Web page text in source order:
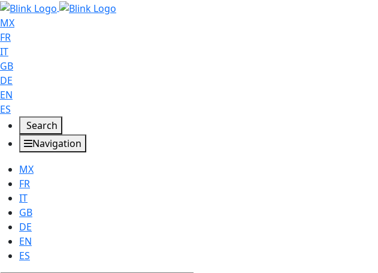
MX
FR
IT
GB
DE
EN
ES
Search
Navigation
MX
FR
IT
GB
DE
EN
ES